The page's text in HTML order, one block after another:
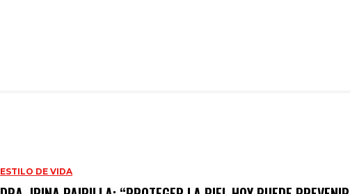
ESTILO DE VIDA